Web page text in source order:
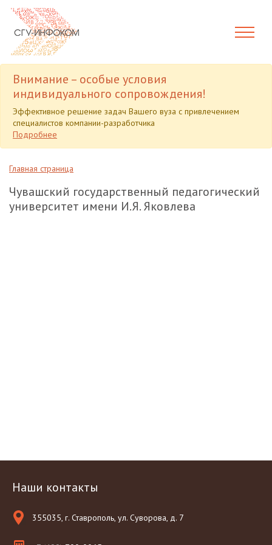
Внимание – особые условия
индивидуального сопровождения!
Эффективное решение задач Вашего вуза с привлечением
специалистов компании-разработчика
Подробнее
Главная страница
Чувашский государственный педагогический
университет имени И.Я. Яковлева
Наши контакты
355035, г. Ставрополь, ул. Суворова, д. 7